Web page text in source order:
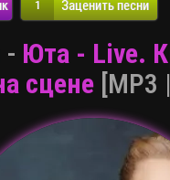
1 Заценить песни
- Юта - Live.
сцене [MP3